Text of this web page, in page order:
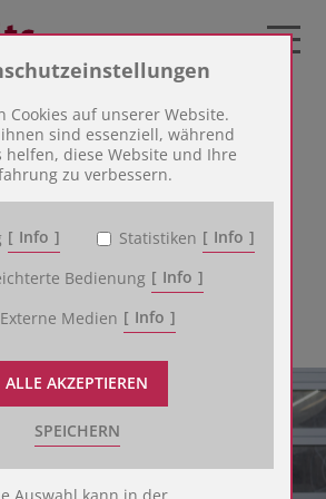
echt.
der Seite notwendige Cookies:
PHP Session Cookie
Eigentümer dieser Website
Absicherung Kontaktformular / SPAM
Schutz
PHPSESSID
undefined
Cookiespeicherung Entscheidungscookie
Eigentümer dieser Website
Speichert die Einstellungen der Besucher
dywc
1 Jahr
Analyse des Benutzerverhaltens:
Cookies auf unserer Website.
sind essenziell, während
helfen, diese Website und Ihre
zu verbessern.
Info Statistiken
Info
Bedienung
Info
Externe Medien
Info
ALLE AKZEPTIEREN
SPEICHERN